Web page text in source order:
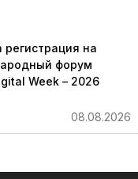
регистрация на
форум
Week – 2026
08.08.2026